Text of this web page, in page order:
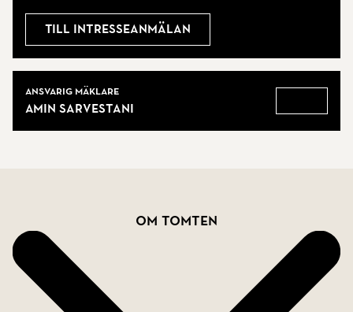
Till intresseanmälan
Ansvarig mäklare
Amin Sarvestani
Om tomten